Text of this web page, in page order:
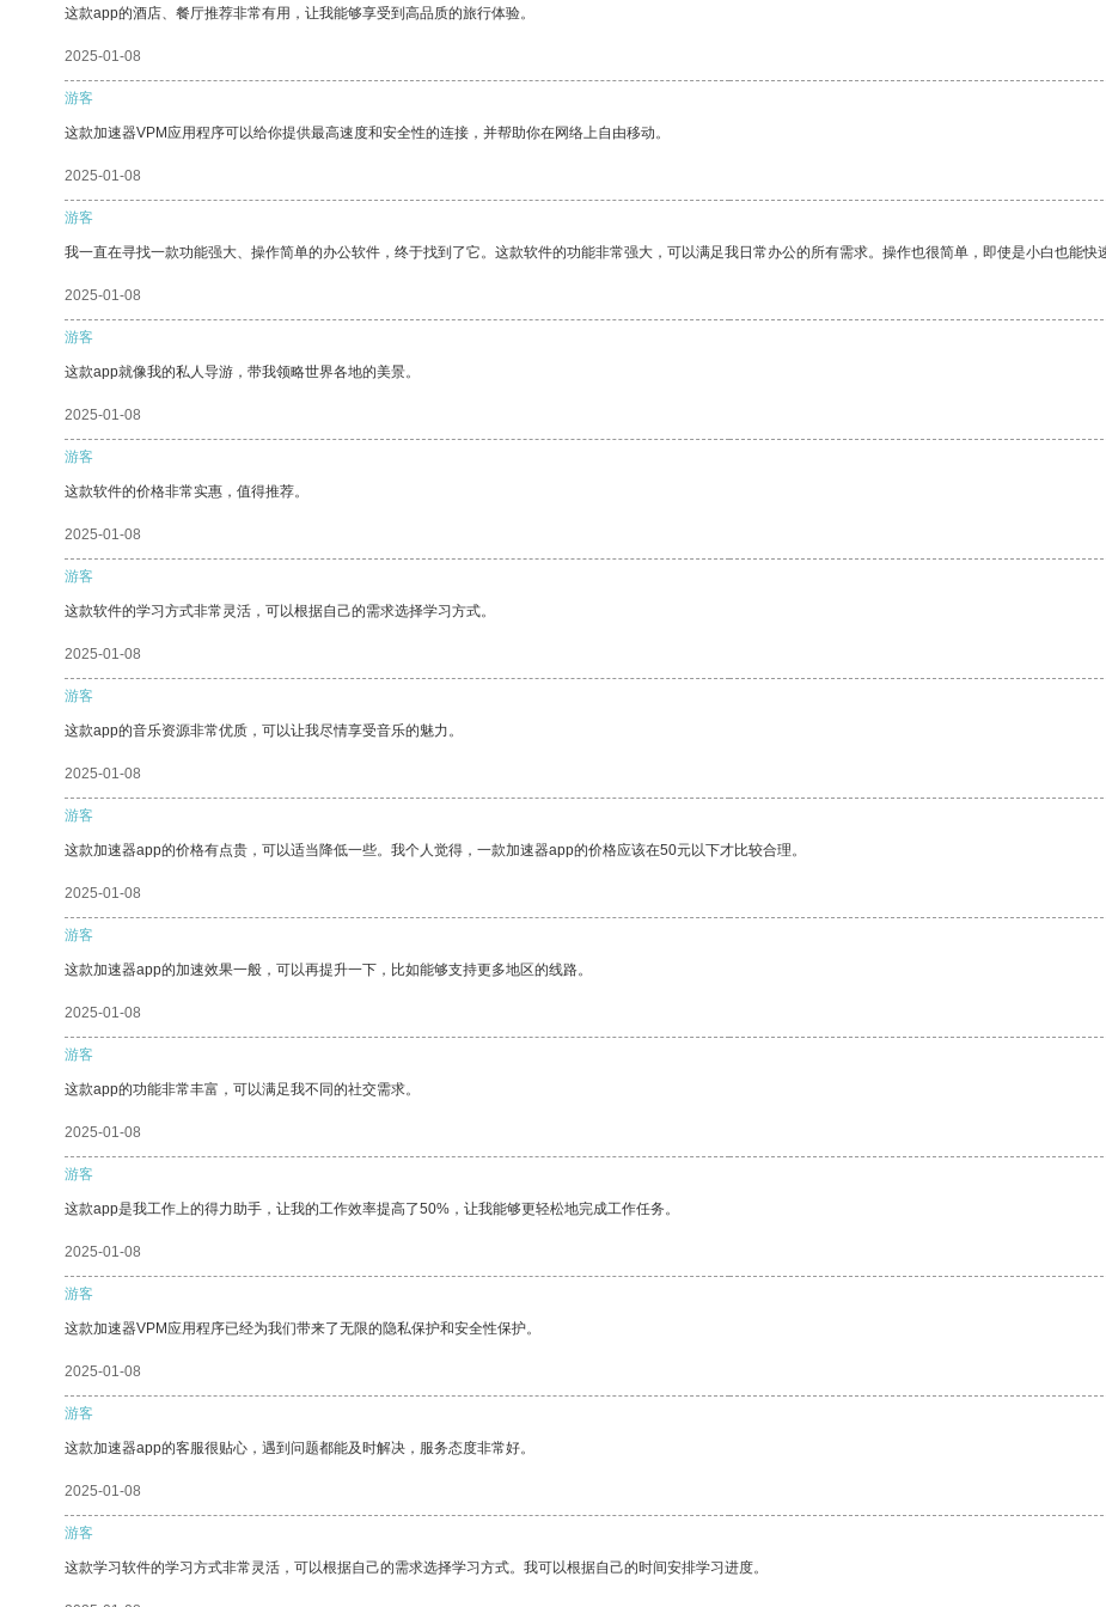
这款app的酒店、餐厅推荐非常有用，让我能够享受到高品质的旅行体验。
2025-01-08
游客
这款加速器VPM应用程序可以给你提供最高速度和安全性的连接，并帮助你在网络上自由移动。
2025-01-08
游客
我一直在寻找一款功能强大、操作简单的办公软件，终于找到了它。这款软件的功能非常强大，可以满足我日常办公的所有需求。操作也很简单，即使是小白也能快
2025-01-08
游客
这款app就像我的私人导游，带我领略世界各地的美景。
2025-01-08
游客
这款软件的价格非常实惠，值得推荐。
2025-01-08
游客
这款软件的学习方式非常灵活，可以根据自己的需求选择学习方式。
2025-01-08
游客
这款app的音乐资源非常优质，可以让我尽情享受音乐的魅力。
2025-01-08
游客
这款加速器app的价格有点贵，可以适当降低一些。我个人觉得，一款加速器app的价格应该在50元以下才比较合理。
2025-01-08
游客
这款加速器app的加速效果一般，可以再提升一下，比如能够支持更多地区的线路。
2025-01-08
游客
这款app的功能非常丰富，可以满足我不同的社交需求。
2025-01-08
游客
这款app是我工作上的得力助手，让我的工作效率提高了50%，让我能够更轻松地完成工作任务。
2025-01-08
游客
这款加速器VPM应用程序已经为我们带来了无限的隐私保护和安全性保护。
2025-01-08
游客
这款加速器app的客服很贴心，遇到问题都能及时解决，服务态度非常好。
2025-01-08
游客
这款学习软件的学习方式非常灵活，可以根据自己的需求选择学习方式。我可以根据自己的时间安排学习进度。